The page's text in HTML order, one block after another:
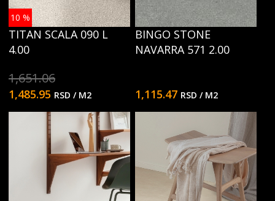
10 %
TITAN SCALA 090 L
4.00
1,651.06
1,485.95 RSD / M2
BINGO STONE
NAVARRA 571 2.00
1,115.47 RSD / M2